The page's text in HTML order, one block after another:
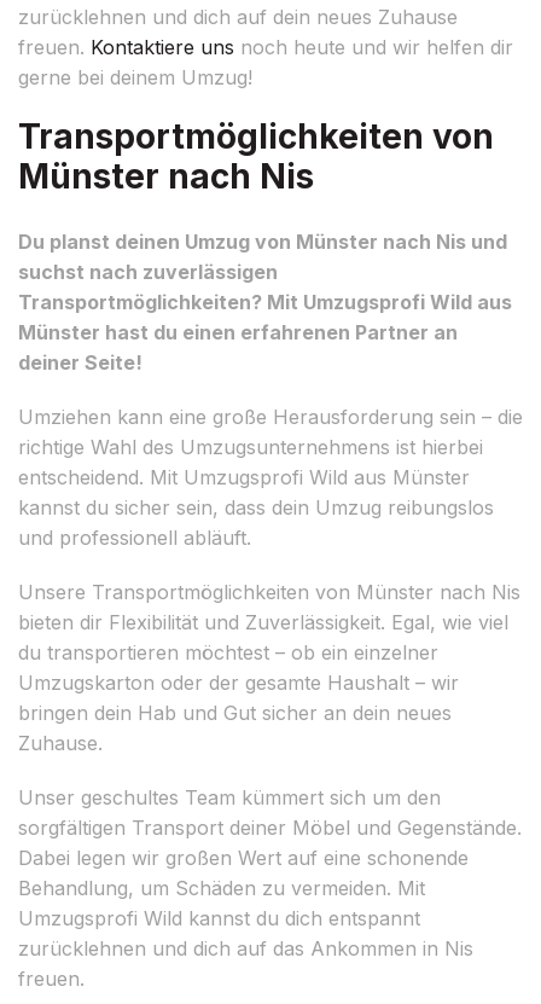
zurücklehnen und dich auf dein neues Zuhause
freuen. Kontaktiere uns noch heute und wir helfen dir
gerne bei deinem Umzug!
Transportmöglichkeiten von
Münster nach Nis
Du planst deinen Umzug von Münster nach Nis und
suchst nach zuverlässigen
Transportmöglichkeiten? Mit Umzugsprofi Wild aus
Münster hast du einen erfahrenen Partner an
deiner Seite!
Umziehen kann eine große Herausforderung sein – die
richtige Wahl des Umzugsunternehmens ist hierbei
entscheidend. Mit Umzugsprofi Wild aus Münster
kannst du sicher sein, dass dein Umzug reibungslos
und professionell abläuft.
Unsere Transportmöglichkeiten von Münster nach Nis
bieten dir Flexibilität und Zuverlässigkeit. Egal, wie viel
du transportieren möchtest – ob ein einzelner
Umzugskarton oder der gesamte Haushalt – wir
bringen dein Hab und Gut sicher an dein neues
Zuhause.
Unser geschultes Team kümmert sich um den
sorgfältigen Transport deiner Möbel und Gegenstände.
Dabei legen wir großen Wert auf eine schonende
Behandlung, um Schäden zu vermeiden. Mit
Umzugsprofi Wild kannst du dich entspannt
zurücklehnen und dich auf das Ankommen in Nis
freuen.